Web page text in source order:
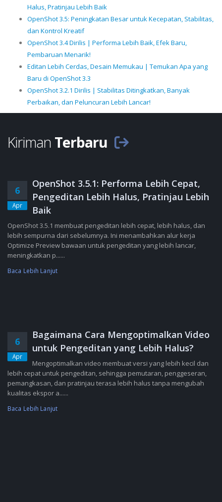
Halus, Pratinjau Lebih Baik
OpenShot 3.5: Peningkatan Besar untuk Kecepatan, Stabilitas,
dan Kontrol Kreatif
OpenShot 3.4 Dirilis | Performa Lebih Baik, Efek Baru,
Pembaruan Menarik!
Editan Lebih Cerdas, Desain Memukau | Temukan Apa yang
Baru di OpenShot 3.3
OpenShot 3.2.1 Dirilis | Stabilitas Ditingkatkan, Banyak
Perbaikan, dan Peluncuran Lebih Lancar!
Kiriman Terbaru
6
Apr
OpenShot 3.5.1: Performa Lebih Cepat,
Pengeditan Lebih Halus, Pratinjau Lebih
Baik
OpenShot 3.5.1 membuat pengeditan lebih cepat, lebih halus, dan
lebih sempurna dari sebelumnya. Ini menambahkan alur kerja
Optimize Preview bawaan untuk pengeditan yang lebih lancar,
meningkatkan p......
Baca Lebih Lanjut
6
Apr
Bagaimana Cara Mengoptimalkan Video
untuk Pengeditan yang Lebih Halus?
Mengoptimalkan video membuat versi yang lebih kecil dan
lebih cepat untuk pengeditan, sehingga pemutaran, penggeseran,
pemangkasan, dan pratinjau terasa lebih halus tanpa mengubah
kualitas ekspor a......
Baca Lebih Lanjut